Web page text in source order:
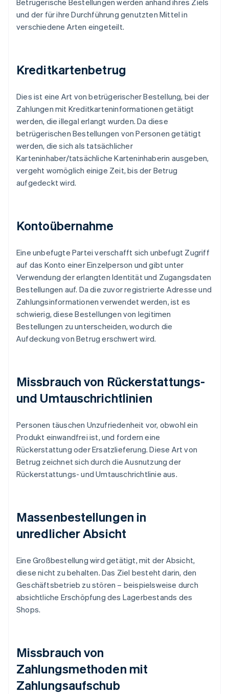
Betrügerische Bestellungen werden anhand ihres Ziels
und der für ihre Durchführung genutzten Mittel in
verschiedene Arten eingeteilt.
Kreditkartenbetrug
Dies ist eine Art von betrügerischer Bestellung, bei der
Zahlungen mit Kreditkarteninformationen getätigt
werden, die illegal erlangt wurden. Da diese
betrügerischen Bestellungen von Personen getätigt
werden, die sich als tatsächlicher
Karteninhaber/tatsächliche Karteninhaberin ausgeben,
vergeht womöglich einige Zeit, bis der Betrug
aufgedeckt wird.
Kontoübernahme
Eine unbefugte Partei verschafft sich unbefugt Zugriff
auf das Konto einer Einzelperson und gibt unter
Verwendung der erlangten Identität und Zugangsdaten
Bestellungen auf. Da die zuvor registrierte Adresse und
Zahlungsinformationen verwendet werden, ist es
schwierig, diese Bestellungen von legitimen
Bestellungen zu unterscheiden, wodurch die
Aufdeckung von Betrug erschwert wird.
Missbrauch von Rückerstattungs-
und Umtauschrichtlinien
Personen täuschen Unzufriedenheit vor, obwohl ein
Produkt einwandfrei ist, und fordern eine
Rückerstattung oder Ersatzlieferung. Diese Art von
Betrug zeichnet sich durch die Ausnutzung der
Rückerstattungs- und Umtauschrichtlinie aus.
Massenbestellungen in
unredlicher Absicht
Eine Großbestellung wird getätigt, mit der Absicht,
diese nicht zu behalten. Das Ziel besteht darin, den
Geschäftsbetrieb zu stören – beispielsweise durch
absichtliche Erschöpfung des Lagerbestands des
Shops.
Missbrauch von
Zahlungsmethoden mit
Zahlungsaufschub